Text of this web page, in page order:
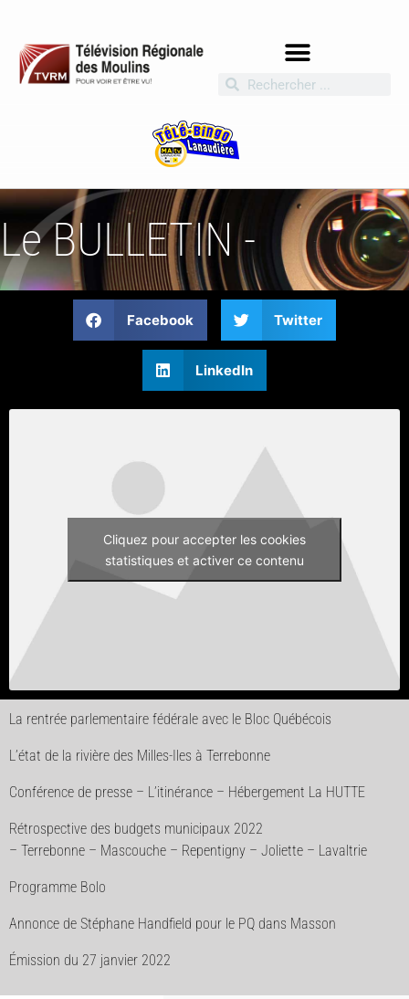
Le BULLETIN -
Facebook Twitter
LinkedIn
Cliquez pour accepter les cookies
statistiques et activer ce contenu
La rentrée parlementaire fédérale avec le Bloc Québécois
L’état de la rivière des Milles-Iles à Terrebonne
Conférence de presse – L’itinérance – Hébergement La HUTTE
Rétrospective des budgets municipaux 2022
– Terrebonne – Mascouche – Repentigny – Joliette – Lavaltrie
Programme Bolo
Annonce de Stéphane Handfield pour le PQ dans Masson
Émission du 27 janvier 2022